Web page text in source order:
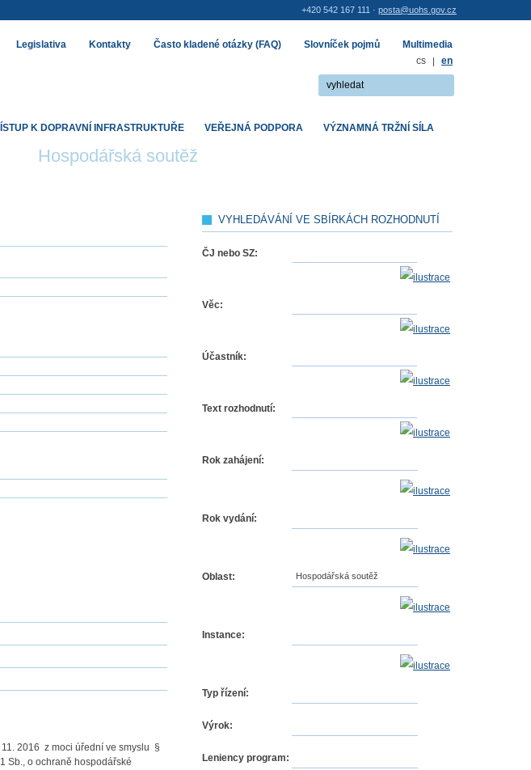
Hospodářská soutěž
2016 z moci úřední ve smyslu §
Sb., o ochraně hospodářské
VYHLEDÁVÁNÍ VE SBÍRKÁCH ROZHODNUTÍ
ČJ nebo SZ:
Věc:
Účastník:
Text rozhodnutí:
Rok zahájení:
Rok vydání:
Oblast: Hospodářská soutěž
Instance:
Typ řízení:
Výrok:
Leniency program:
K DOPRAVNÍ INFRASTRUKTUŘE VEŘEJNÁ PODPORA VÝZNAMNÁ TRŽNÍ SÍLA
Legislativa Kontakty Často kladené otázky (FAQ) Slovníček pojmů
Multimedia
cs
| en
+420 542 167 111 · posta@uohs.gov.cz